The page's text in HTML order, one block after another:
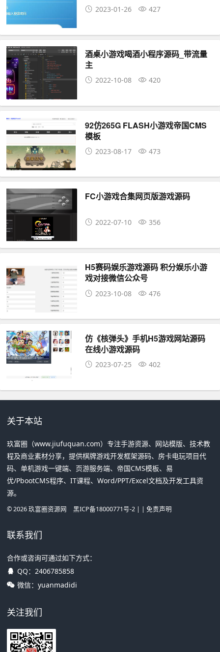
2023-01-26 427
酒桌小游戏喝酒小程序源码_带流量
主
2022-10-08 420
92仿265G FLASH小游戏帝国CMS
模板
2023-08-17 473
FC小游戏合集网页版游戏源码
2022-07-10 356
H5赛码娱乐游戏源码 积分娱乐小游
戏对接微信公众号
2023-10-08 476
仿《核弹头》手机H5游戏网站源码
在线小游戏源码
2023-07-25 402
关于本站
玖富圈（www.jiufuquan.com）专注手游资源、网站模版、技术教
程及商业素材分享，提供棋牌游戏开发框架源码、房卡电玩项目代
码、单机游戏一键端、页游服务端、帝国CMS模板、易
优/PbootCMS程序、IT课程、Word/PPT/Excel文档及开发工具资
源。
©2026玖富圈资源网 黑ICP备18000771号-2| | 免责声明
联系我们
合作或咨询可通过如下方式：
QQ： 2406785858
微信：yuanmadidi
关注我们